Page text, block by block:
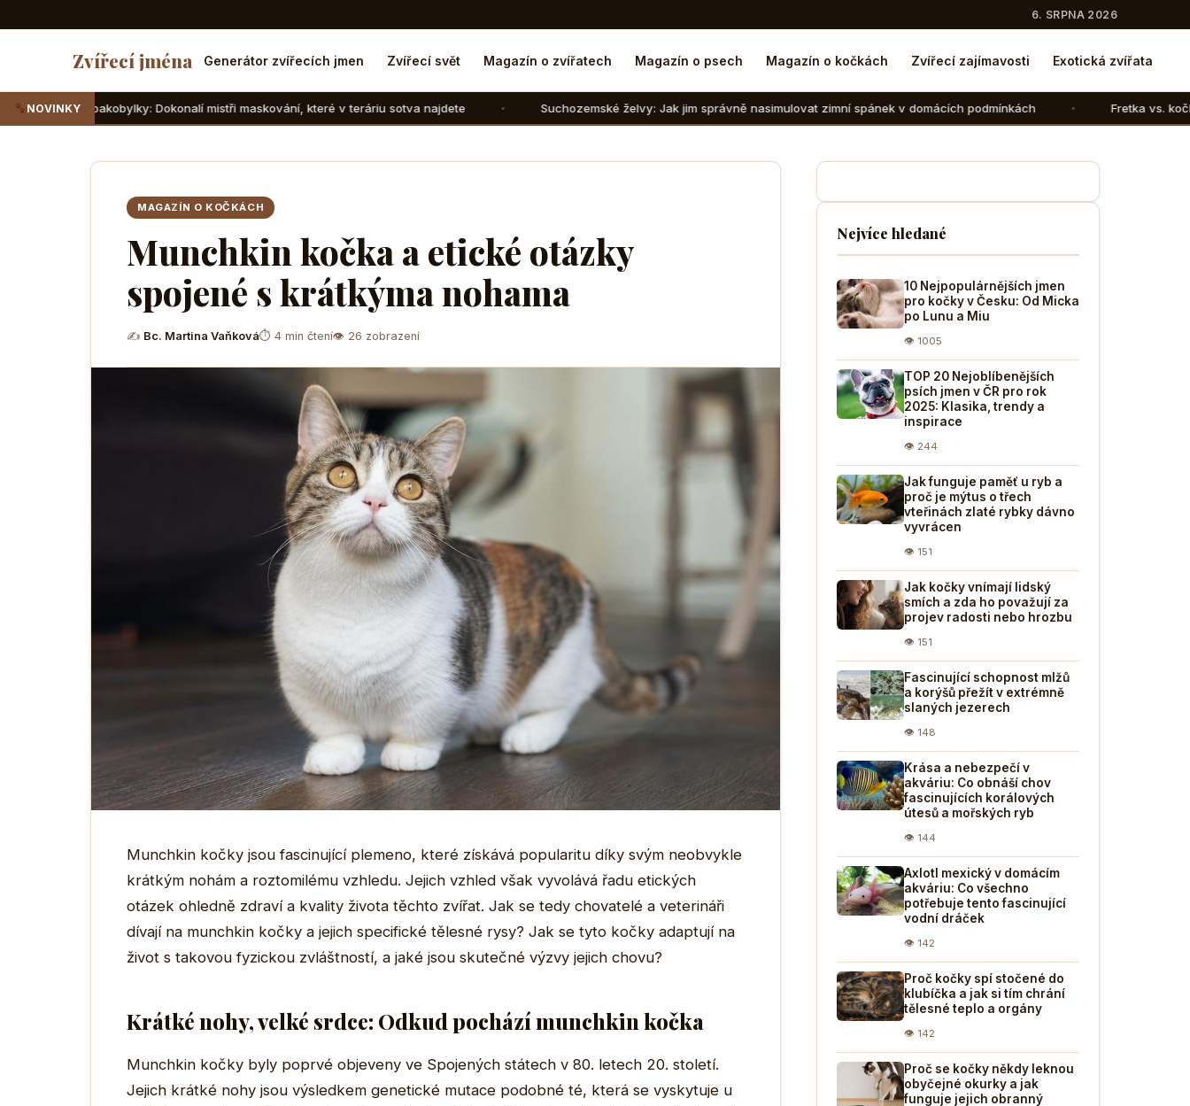
6. SRPNA 2026
Zvířecí jména Generátor zvířecích jmen Zvířecí svět Magazín o zvířatech Magazín o psech Magazín o kočkách Zvířecí zajímavosti Exotická zvířata
NOVINKYDokonalí mistři maskování, které v teráriu sotva najdete Suchozemské želvy: Jak jim správně nasimulovat zimní spánek v domácích podmínkách Fretka vs. kočka: V čem se liší
MAGAZÍN O KOČKÁCH
Munchkin kočka a etické otázky
spojené s krátkýma nohama
✍ Bc. Martina Vaňková⏱ 4 min čtení👁 26 zobrazení
Munchkin kočky jsou fascinující plemeno, které získává popularitu díky svým neobvykle
krátkým nohám a roztomilému vzhledu. Jejich vzhled však vyvolává řadu etických
otázek ohledně zdraví a kvality života těchto zvířat. Jak se tedy chovatelé a veterináři
dívají na munchkin kočky a jejich specifické tělesné rysy? Jak se tyto kočky adaptují na
život s takovou fyzickou zvláštností, a jaké jsou skutečné výzvy jejich chovu?
Krátké nohy, velké srdce: Odkud pochází munchkin kočka
Munchkin kočky byly poprvé objeveny ve Spojených státech v 80. letech 20. století.
Jejich krátké nohy jsou výsledkem genetické mutace podobné té, která se vyskytuje u
Nejvíce hledané
10 Nejpopulárnějších jmen
pro kočky v Česku: Od Micka
po Lunu a Miu
👁 1005
TOP 20 Nejoblíbenějších
psích jmen v ČR pro rok
2025: Klasika, trendy a
inspirace
👁 244
Jak funguje paměť u ryb a
proč je mýtus o třech
vteřinách zlaté rybky dávno
vyvrácen
👁 151
Jak kočky vnímají lidský
smích a zda ho považují za
projev radosti nebo hrozbu
👁 151
Fascinující schopnost mlžů
a korýšů přežít v extrémně
slaných jezerech
👁 148
Krása a nebezpečí v
akváriu: Co obnáší chov
fascinujících korálových
útesů a mořských ryb
👁 144
Axlotl mexický v domácím
akváriu: Co všechno
potřebuje tento fascinující
vodní dráček
👁 142
Proč kočky spí stočené do
klubíčka a jak si tím chrání
tělesné teplo a orgány
👁 142
Proč se kočky někdy leknou
obyčejné okurky a jak
funguje jejich obranný